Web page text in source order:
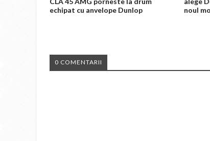
echipat cu anvelope Dunlop
noul
0 COMENTARII